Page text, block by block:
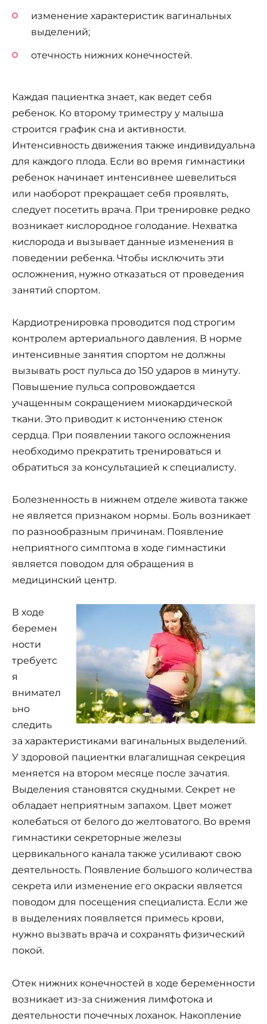
изменение характеристик вагинальных
выделений;
отечность нижних конечностей.
Каждая пациентка знает, как ведет себя
ребенок. Ко второму триместру у малыша
строится график сна и активности.
Интенсивность движения также индивидуальна
для каждого плода. Если во время гимнастики
ребенок начинает интенсивнее шевелиться
или наоборот прекращает себя проявлять,
следует посетить врача. При тренировке редко
возникает кислородное голодание. Нехватка
кислорода и вызывает данные изменения в
поведении ребенка. Чтобы исключить эти
осложнения, нужно отказаться от проведения
занятий спортом.
Кардиотренировка проводится под строгим
контролем артериального давления. В норме
интенсивные занятия спортом не должны
вызывать рост пульса до 150 ударов в минуту.
Повышение пульса сопровождается
учащенным сокращением миокардической
ткани. Это приводит к истончению стенок
сердца. При появлении такого осложнения
необходимо прекратить тренироваться и
обратиться за консультацией к специалисту.
Болезненность в нижнем отделе живота также
не является признаком нормы. Боль возникает
по разнообразным причинам. Появление
неприятного симптома в ходе гимнастики
является поводом для обращения в
медицинский центр.
В ходе
беремен
ности
требуетс
я
внимател
ьно
следить
за характеристиками вагинальных выделений.
У здоровой пациентки влагалищная секреция
меняется на втором месяце после зачатия.
Выделения становятся скудными. Секрет не
обладает неприятным запахом. Цвет может
колебаться от белого до желтоватого. Во время
гимнастики секреторные железы
цервикального канала также усиливают свою
деятельность. Появление большого количества
секрета или изменение его окраски является
поводом для посещения специалиста. Если же
в выделениях появляется примесь крови,
нужно вызвать врача и сохранять физический
покой.
Отек нижних конечностей в ходе беременности
возникает из-за снижения лимфотока и
деятельности почечных лоханок. Накопление